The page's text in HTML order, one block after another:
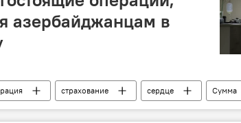
азербайджанцам в
страхование сердце
Сумма
Азербайджан